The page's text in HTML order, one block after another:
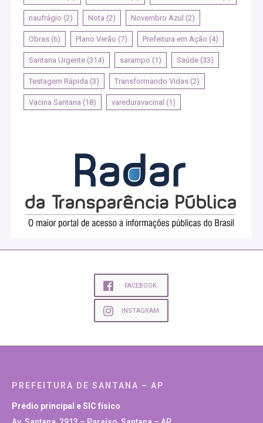
naufrágio (2) Nota (2) Novembro Azul (2)
Obras (6) Plano Verão (7) Prefeitura em Ação (4)
Santana Urgente (314) sarampo (1) Saúde (33)
Testagem Rápida (3) Transformando Vidas (2)
Vacina Santana (18) vareduravacinal (1)
FACEBOOK
INSTAGRAM
PREFEITURA DE SANTANA – AP
Prédio principal e SIC físico